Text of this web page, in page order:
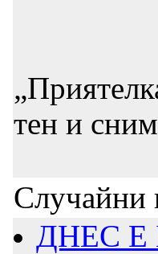
тен и
Случайни
ДНЕС Е